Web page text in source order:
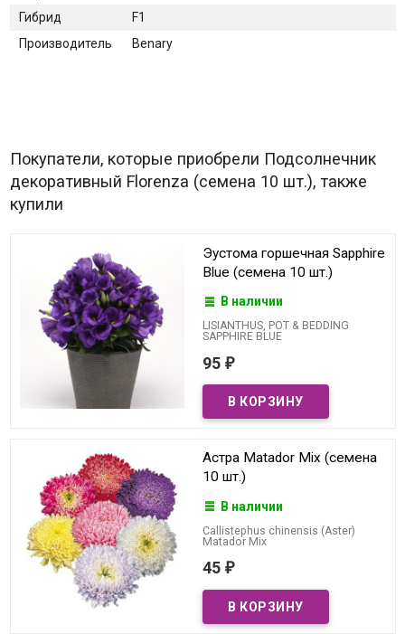
Гибрид
F1
Производитель
Benary
Покупатели, которые приобрели Подсолнечник
декоративный Florenza (семена 10 шт.), также
купили
Эустома горшечная Sapphire
Blue (семена 10 шт.)
В наличии
LISIANTHUS, POT & BEDDING
SAPPHIRE BLUE
95 ₽
Астра Matador Mix (семена
10 шт.)
В наличии
Callistephus chinensis (Aster)
Matador Mix
45 ₽